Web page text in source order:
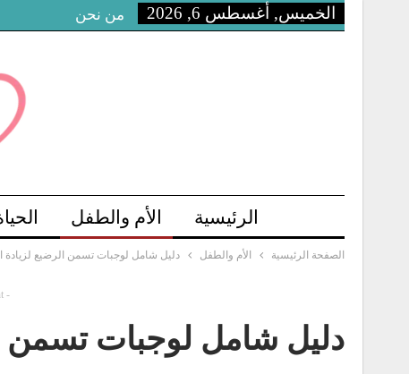
الخميس, أغسطس 6, 2026 من نحن
الرئيسية الأم والطفل
الصفحة الرئيسية الأم والطفل دليل شامل لوجبات تسمن الرضيع لزيادة
-
دليل شامل لوجبات تسمن